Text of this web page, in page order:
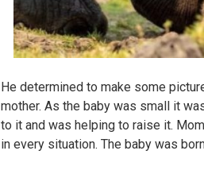
He determined to make some
mother. As the baby was small it
to it and was helping to raise it.
in every situation. The baby was